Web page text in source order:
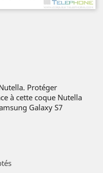
Protéger
à cette coque Nutella
Galaxy S7